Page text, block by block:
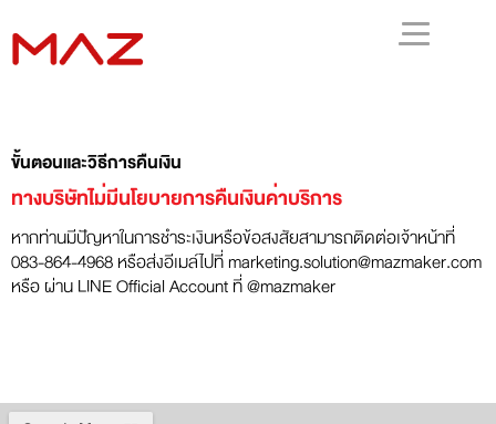
ขั้นตอนและวิธีการคืนเงิน
ทางบริษัทไม่มีนโยบายการคืนเงินค่าบริการ
หากท่านมีปัญหาในการชำระเงินหรือข้อสงสัยสามารถติดต่อเจ้าหน้าที่
083-864-4968 หรือส่งอีเมล์ไปที่ marketing.solution@mazmaker.com
หรือ ผ่าน LINE Official Account ที่ @mazmaker